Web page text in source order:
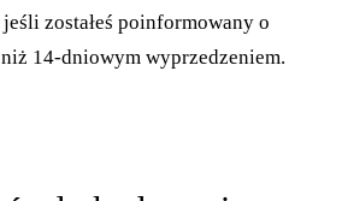
zostałeś poinformowany o
14-dniowym wyprzedzeniem.